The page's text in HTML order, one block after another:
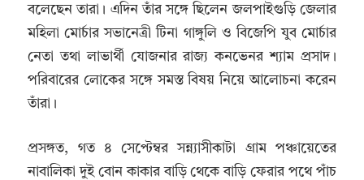
বলেছেন তারা। এদিন তাঁর সঙ্গে ছিলেন জলপাইগুড়ি জেলার
মহিলা মোর্চার সভানেত্রী টিনা গাঙ্গুলি ও বিজেপি যুব মোর্চার
নেতা তথা লাভার্থী যোজনার রাজ্য কনভেনর শ্যাম প্রসাদ।
পরিবারের লোকের সঙ্গে সমস্ত বিষয় নিয়ে আলোচনা করেন
তাঁরা।
প্রসঙ্গত, গত ৪ সেপ্টেম্বর সন্ন্যাসীকাটা গ্রাম পঞ্চায়েতের
নাবালিকা দুই বোন কাকার বাড়ি থেকে বাড়ি ফেরার পথে পাঁচ